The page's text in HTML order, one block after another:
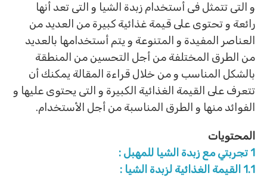
و التى تتمثل فى أستخدام زبدة الشيا و التى تعد أنها
رائعة و تحتوى على قيمة غذائية كبيرة من العديد من
العناصر المفيدة و المتنوعة و يتم أستخدامها بالعديد
من الطرق المختلفة من أجل التحسين من المنطقة
بالشكل المناسب و من خلال قراءة المقالة يمكنك أن
تتعرف على القيمة الغذائية الكبيرة و التى يحتوى عليها و
الفوائد منها و الطرق المناسبة من أجل الأستخدام.
المحتويات
1 تجربتي مع زبدة الشيا للمهبل :
1.1 القيمة الغذائية لزبدة الشيا :